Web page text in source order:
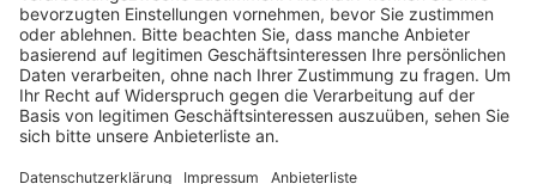
Anzeige
Bislang ist der Mann noch nicht identifiziert. Die Polizei
hat eine Mordkommission eingerichtet und eine